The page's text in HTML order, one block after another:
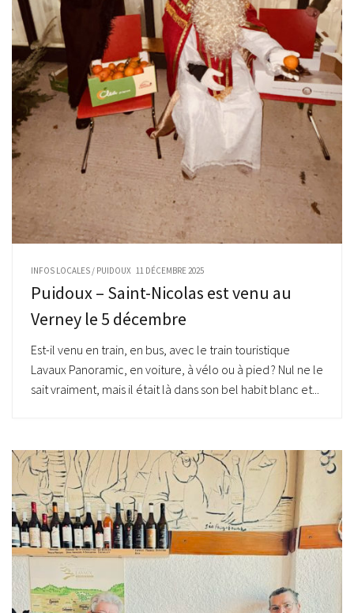
INFOS LOCALES / PUIDOUX 11 DÉCEMBRE 2025
Puidoux – Saint-Nicolas est venu au
Verney le 5 décembre
Est-il venu en train, en bus, avec le train touristique
Lavaux Panoramic, en voiture, à vélo ou à pied ? Nul ne le
sait vraiment, mais il était là dans son bel habit blanc et...